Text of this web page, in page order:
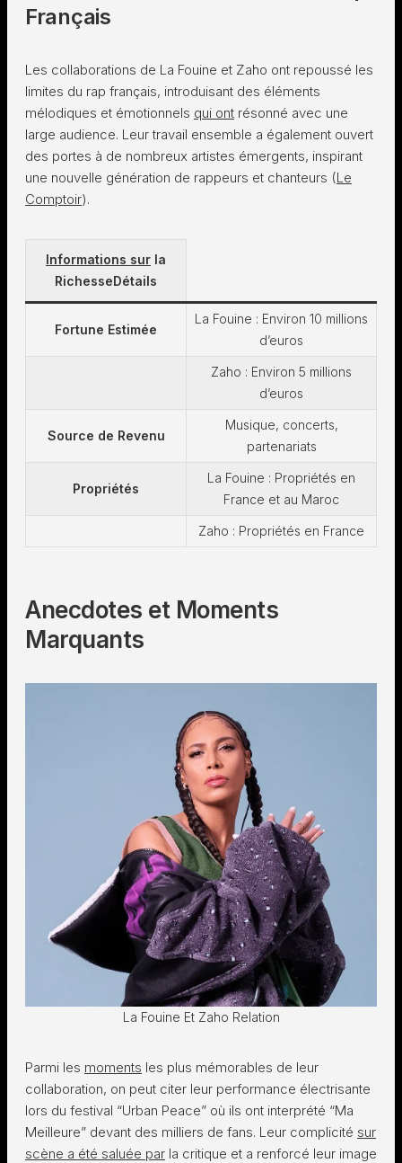
Français
Les collaborations de La Fouine et Zaho ont repoussé les
limites du rap français, introduisant des éléments
mélodiques et émotionnels qui ont résonné avec une
large audience. Leur travail ensemble a également ouvert
des portes à de nombreux artistes émergents, inspirant
une nouvelle génération de rappeurs et chanteurs​ (Le
Comptoir)​.
Informations sur la
RichesseDétails
Fortune Estimée
La Fouine : Environ 10 millions
d’euros
Zaho : Environ 5 millions
d’euros
Source de Revenu
Musique, concerts,
partenariats
Propriétés
La Fouine : Propriétés en
France et au Maroc
Zaho : Propriétés en France
Anecdotes et Moments
Marquants
La Fouine Et Zaho Relation
Parmi les moments les plus mémorables de leur
collaboration, on peut citer leur performance électrisante
lors du festival “Urban Peace” où ils ont interprété “Ma
Meilleure” devant des milliers de fans. Leur complicité sur
scène a été saluée par la critique et a renforcé leur image